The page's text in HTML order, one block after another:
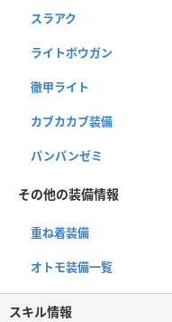
スラアク
ライトボウガン
徹甲ライト
カブカカブ装備
パンパンゼミ
その他の装備情報
重ね着装備
オトモ装備一覧
スキル情報